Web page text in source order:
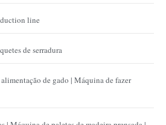
line
de serradura
de gado | Máquina de fazer